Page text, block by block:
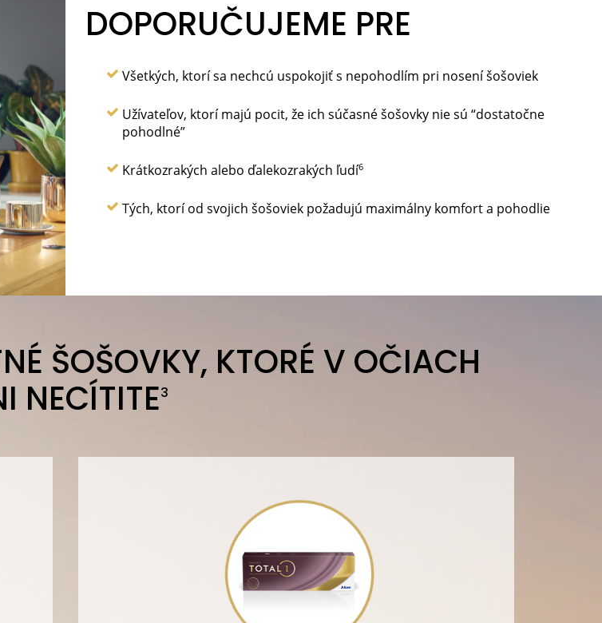
DOPORUČUJEME PRE
Všetkých, ktorí sa nechcú uspokojiť s nepohodlím pri nosení šošoviek
Užívateľov, ktorí majú pocit, že ich súčasné šošovky nie sú “dostatočne
pohodlné”
Krátkozrakých alebo ďalekozrakých ľudí6
Tých, ktorí od svojich šošoviek požadujú maximálny komfort a pohodlie
ŠOŠOVKY, KTORÉ V OČIACH
NECÍTITE3